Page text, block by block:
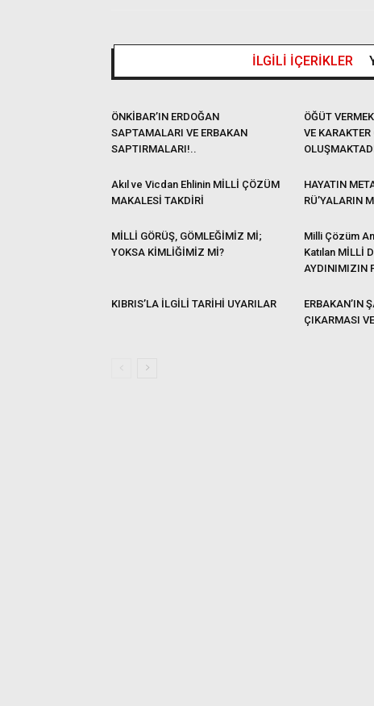
İLGİLİ İÇERİKLER
ÖNKİBAR’IN ERDOĞAN
SAPTAMALARI VE ERBAKAN
SAPTIRMALARI!..
ÖĞÜT
VE
Akıl ve Vicdan Ehlinin MİLLİ ÇÖZÜM
MAKALESİ TAKDİRİ
HAYATIN
RÜ’YALARIN
MİLLİ GÖRÜŞ, GÖMLEĞİMİZ Mİ;
YOKSA KİMLİĞİMİZ Mİ?
Milli Çözüm
Katılan MİLLİ
AYDINIMIZIN
KIBRIS’LA İLGİLİ TARİHİ UYARILAR
ERBAKAN’IN
ÇIKARMASI